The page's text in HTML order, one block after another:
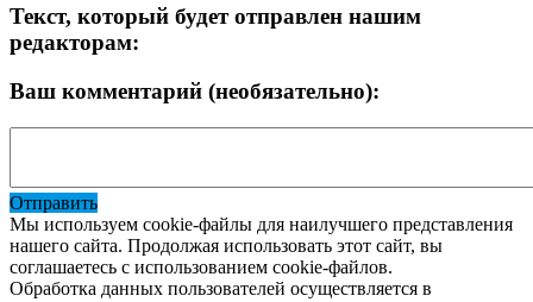
Текст, который будет отправлен нашим
редакторам:
Ваш комментарий (необязательно):
Отправить
Мы используем cookie-файлы для наилучшего представления
нашего сайта. Продолжая использовать этот сайт, вы
соглашаетесь с использованием cookie-файлов.
Обработка данных пользователей осуществляется в